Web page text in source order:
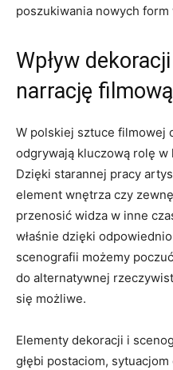
poszukiwania nowych form
Wpływ
narrację filmową
W polskiej ‍sztuce⁤ filmowej
⁤odgrywają kluczową rolę
Dzięki starannej pracy
element wnętrza czy
przenosić widza w inne
właśnie dzięki
scenografii możemy
do alternatywnej
się możliwe.
Elementy dekoracji⁤ i
głębi⁤ postaciom,